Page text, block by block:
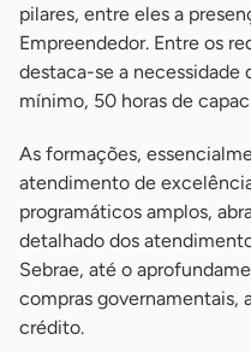
pilares, entre eles a
Empreendedor. Entre os
destaca-se a necessidade
mínimo, 50 horas de
As formações,
atendimento de
programáticos amplos,
detalhado dos
Sebrae, até o
compras governamentais,
crédito.